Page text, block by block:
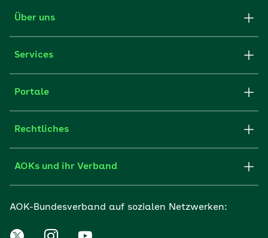
Über uns
Services
Portale
Rechtliches
AOKs und ihr Verband
AOK-Bundesverband auf sozialen Netzwerken: